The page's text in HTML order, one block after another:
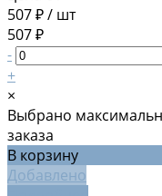
507 ₽/ шт
507 ₽
-
+
×
Выбрано
заказа
В корзину
Добавлено